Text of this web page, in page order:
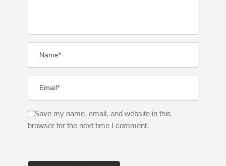
Save my name, email, and website in this
browser for the next time I comment.